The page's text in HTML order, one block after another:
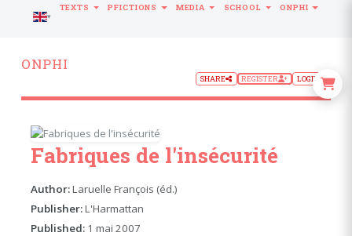
ONPHI
SHARE REGISTER LOGIN
Fabriques de l'insécurité
Author:Laruelle François (éd.)
Publisher:L'Harmattan
Published:1 mai 2007
LANGUAGE
TEXTS PFICTIONS MEDIA SCHOOL ONPHI